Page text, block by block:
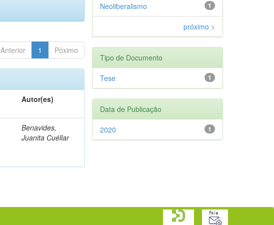
Anterior 1 Póximo
Autor(es)
Benavides,
Juanita Cuéllar
1
Neoliberalismo
próximo >
Tipo de Documento
1
Tese
Data de Publicação
1
2020